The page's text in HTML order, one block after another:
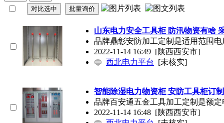
山东电力安全工具柜 防汛物资有啥
品牌鼎彰安防加工定制是适用范围
2022-11-14 16:49 [陕西西安市]
西北电力平台
[未核实]
智能除湿电力物资柜 安防工具柜订制
品牌百安通五金工具加工定制是额定
2022-11-14 16:48 [陕西西安市]